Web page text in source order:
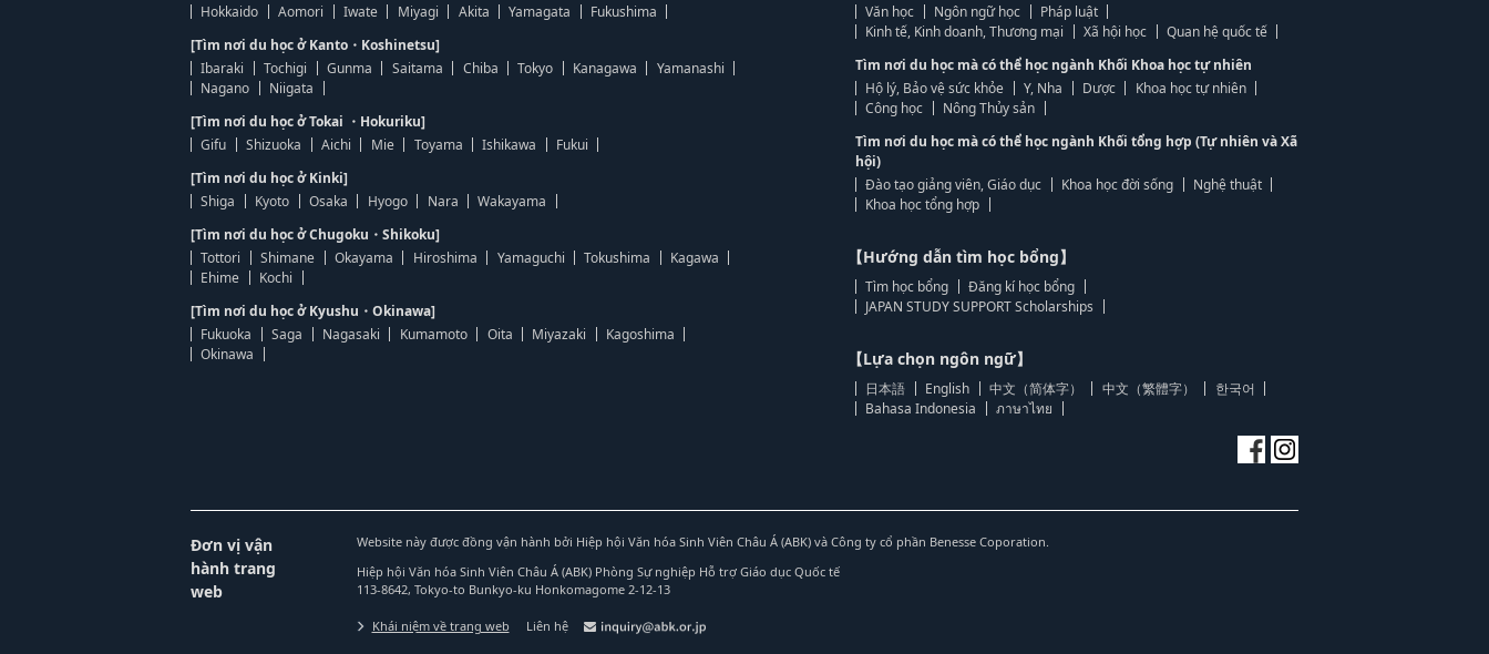
Hokkaido
Aomori Iwate Miyagi Akita Yamagata
Fukushima
[Tìm nơi du học ở Kanto・Koshinetsu]
Ibaraki
Tochigi Gunma Saitama Chiba Tokyo Kanagawa
Yamanashi
Nagano
Niigata
[Tìm nơi du học ở Tokai ・Hokuriku]
Gifu
Shizuoka Aichi Mie Toyama Ishikawa
Fukui
[Tìm nơi du học ở Kinki]
Shiga
Kyoto Osaka Hyogo Nara
Wakayama
[Tìm nơi du học ở Chugoku・Shikoku]
Tottori
Shimane Okayama Hiroshima Yamaguchi Tokushima
Kagawa
Ehime
Kochi
[Tìm nơi du học ở Kyushu・Okinawa]
Fukuoka
Saga Nagasaki Kumamoto Oita Miyazaki
Kagoshima
Okinawa
Văn học
Ngôn ngữ học
Pháp luật
Kinh tế, Kinh doanh, Thương mại
Xã hội học
Quan hệ quốc tế
Tìm nơi du học mà có thể học ngành Khối Khoa học tự nhiên
Hộ lý, Bảo vệ sức khỏe
Y, Nha Dược
Khoa học tự nhiên
Công học
Nông Thủy sản
Tìm nơi du học mà có thể học ngành Khối tổng hợp (Tự nhiên và Xã
hội)
Đào tạo giảng viên, Giáo dục
Khoa học đời sống
Nghệ thuật
Khoa học tổng hợp
【Hướng dẫn tìm học bổng】
Tìm học bổng
Đăng kí học bổng
JAPAN STUDY SUPPORT Scholarships
【Lựa chọn ngôn ngữ】
日本語 English 中文（简体字） 中文（繁體字）
한국어
Bahasa Indonesia
ภาษาไทย
Đơn vị vận
hành trang
web
Website này được đồng vận hành bởi Hiệp hội Văn hóa Sinh Viên Châu Á (ABK) và Công ty cổ phần Benesse Coporation.
Hiệp hội Văn hóa Sinh Viên Châu Á (ABK) Phòng Sự nghiệp Hỗ trợ Giáo dục Quốc tế
113-8642, Tokyo-to Bunkyo-ku Honkomagome 2-12-13
Khái niệm về trang web Liên hệ